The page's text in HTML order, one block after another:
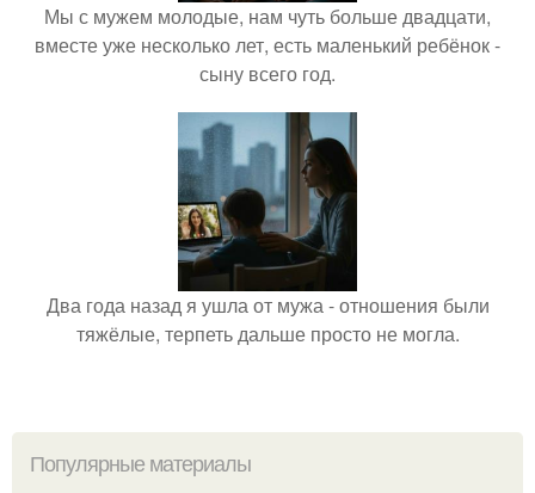
Мы с мужем молодые, нам чуть больше двадцати,
вместе уже несколько лет, есть маленький ребёнок -
сыну всего год.
Два года назад я ушла от мужа - отношения были
тяжёлые, терпеть дальше просто не могла.
Популярные материалы